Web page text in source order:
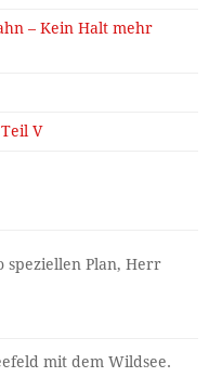
– Kein Halt mehr
V
speziellen Plan, Herr
mit dem Wildsee.